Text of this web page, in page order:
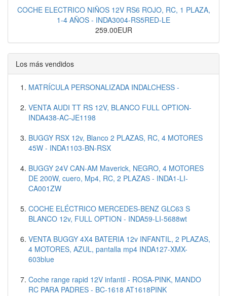
COCHE ELECTRICO NIÑOS 12V RS6 ROJO, RC, 1 PLAZA,
1-4 AÑOS - INDA3004-RS5RED-LE
259.00EUR
Los más vendidos
MATRÍCULA PERSONALIZADA INDALCHESS -
VENTA AUDI TT RS 12V, BLANCO FULL OPTION-
INDA438-AC-JE1198
BUGGY RSX 12v, Blanco 2 PLAZAS, RC, 4 MOTORES
45W - INDA1103-BN-RSX
BUGGY 24V CAN-AM Maverick, NEGRO, 4 MOTORES
DE 200W, cuero, Mp4, RC, 2 PLAZAS - INDA1-LI-
CA001ZW
COCHE ELÉCTRICO MERCEDES-BENZ GLC63 S
BLANCO 12v, FULL OPTION - INDA59-LI-5688wt
VENTA BUGGY 4X4 BATERIA 12v INFANTIL, 2 PLAZAS,
4 MOTORES, AZUL, pantalla mp4 INDA127-XMX-
603blue
Coche range rapid 12V infantil - ROSA-PINK, MANDO
RC PARA PADRES - BC-1618 AT1618PINK